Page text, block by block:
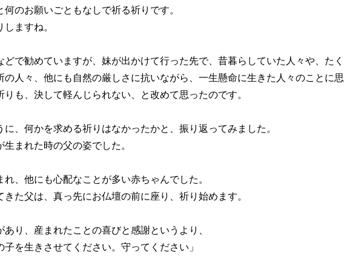
のお願いごともなしで祈る祈りです。
ますね。
で勧めていますが、妹が出かけて行った先で、昔暮らしていた人々や、たく
人々、他にも自然の厳しさに抗いながら、一生懸命に生きた人々のことに思
も、決して軽んじられない、と改めて思ったのです。
、何かを求める祈りはなかったかと、振り返ってみました。
まれた時の父の姿でした。
、他にも心配なことが多い赤ちゃんでした。
た父は、真っ先にお仏壇の前に座り、祈り始めます。
り、産まれたことの喜びと感謝というより、
を生きさせてください。守ってください」